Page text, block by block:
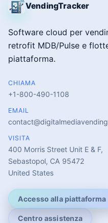
VendingTracker
Software cloud per
retrofit MDB/Pulse e
piattaforma.
CHIAMA
+1-800-490-1108
EMAIL
VISITA
400 Morris Street Unit E & F,
Sebastopol, CA 95472
United States
Accesso alla piattaforma
Centro assistenza